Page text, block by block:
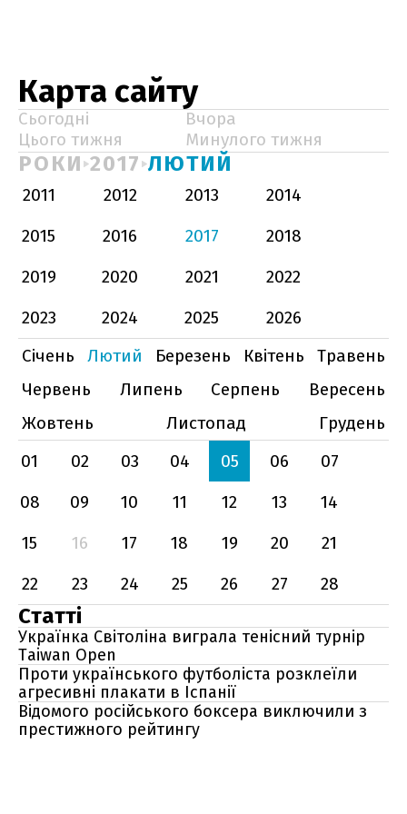
Карта сайту
Сьогодні
Вчора
Цього тижня
Минулого тижня
РОКИ 2017 ЛЮТИЙ
2011 2012 2013
2014
2015
2016 2017
2018
2019
2020 2021
2022
2023
2024 2025
2026
Січень
Лютий Березень Квітень
Травень
Червень
Липень Серпень
Вересень
Жовтень
Листопад
Грудень
01
02 03 04 05 06
07
08
09 10 11 12 13
14
15
16 17 18 19 20
21
22
23 24 25 26 27 28
Статті
Українка Світоліна виграла тенісний турнір
Taiwan Open
Проти українського футболіста розклеїли
агресивні плакати в Іспанії
Відомого російського боксера виключили з
престижного рейтингу